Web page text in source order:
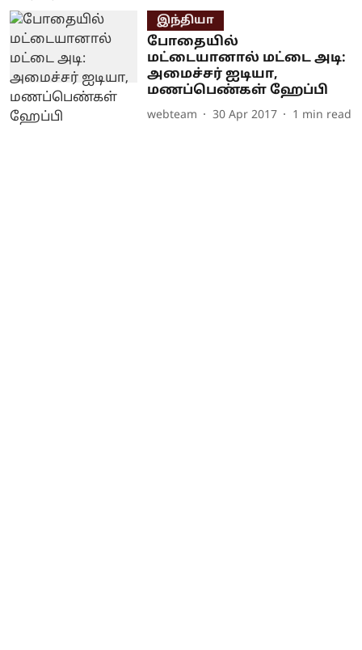
இந்தியா
போதையில்
மட்டையானால் மட்டை அடி:
அமைச்சர் ஐடியா,
மணப்பெண்கள் ஹேப்பி
webteam 30 Apr 2017 1 min read